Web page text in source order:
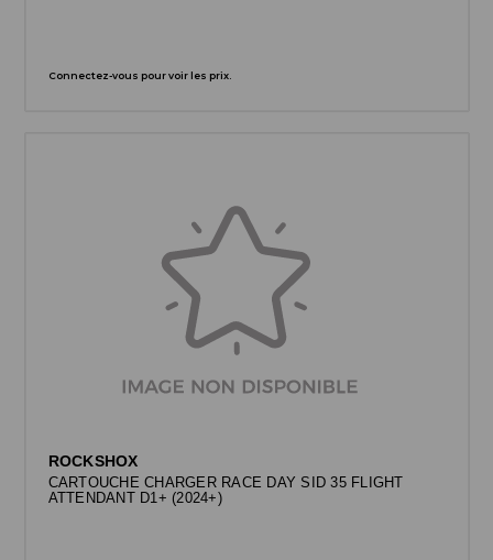
Connectez-vous pour voir les prix.
ROCKSHOX
CARTOUCHE CHARGER RACE DAY SID 35 FLIGHT
ATTENDANT D1+ (2024+)